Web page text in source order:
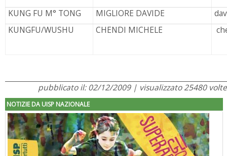
KUNG FU M° TONG
MIGLIORE DAVIDE
KUNGFU/WUSHU CHENDI MICHELE
pubblicato il: 02/12/2009 | visualizzato 25480 volte
NOTIZIE DA UISP NAZIONALE